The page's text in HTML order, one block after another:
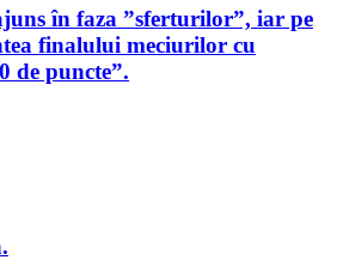
în faza ”sferturilor”, iar pe
finalului meciurilor cu
de puncte”.